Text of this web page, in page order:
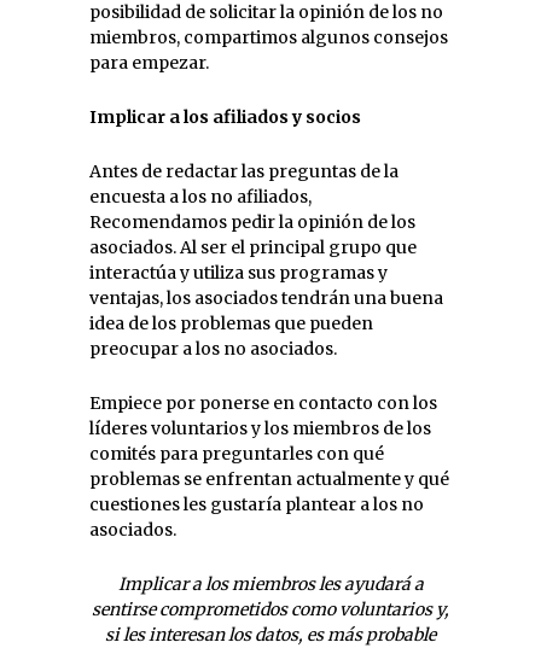
posibilidad de solicitar la opinión de los no
miembros, compartimos algunos consejos
para empezar.
Implicar a los afiliados y socios
Antes de redactar las preguntas de la
encuesta a los no afiliados,
Recomendamos pedir la opinión de los
asociados. Al ser el principal grupo que
interactúa y utiliza sus programas y
ventajas, los asociados tendrán una buena
idea de los problemas que pueden
preocupar a los no asociados.
Empiece por ponerse en contacto con los
líderes voluntarios y los miembros de los
comités para preguntarles con qué
problemas se enfrentan actualmente y qué
cuestiones les gustaría plantear a los no
asociados.
Implicar a los miembros les ayudaráa
sentirse comprometidos como voluntarios y,
si les interesan los datos, es más probable